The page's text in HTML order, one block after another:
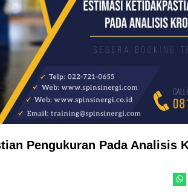
Pengukuran Pada Analisis